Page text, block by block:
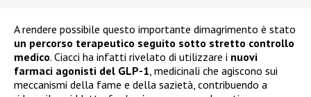
A rendere possibile questo importante dimagrimento è stato
un percorso terapeutico seguito sotto stretto controllo
medico. Ciacci ha infatti rivelato di utilizzare i nuovi
farmaci agonisti del GLP-1, medicinali che agiscono sui
meccanismi della fame e della sazietà, contribuendo a